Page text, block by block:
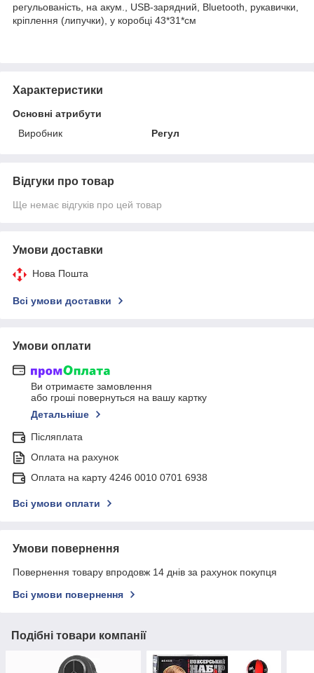
регульованість, на акум., USB-зарядний, Bluetooth, рукавички,
кріплення (липучки), у коробці 43*31*см
Характеристики
Основні атрибути
Виробник
Регул
Відгуки про товар
Ще немає відгуків про цей товар
Умови доставки
Нова Пошта
Всі умови доставки
Умови оплати
Ви отримаєте замовлення
або гроші повернуться на вашу картку
Детальніше
Післяплата
Оплата на рахунок
Оплата на карту 4246 0010 0701 6938
Всі умови оплати
Умови повернення
Повернення товару впродовж 14 днів за рахунок покупця
Всі умови повернення
Подібні товари компанії